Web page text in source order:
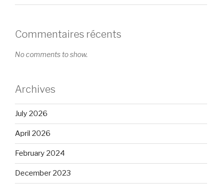
Commentaires récents
No comments to show.
Archives
July 2026
April 2026
February 2024
December 2023